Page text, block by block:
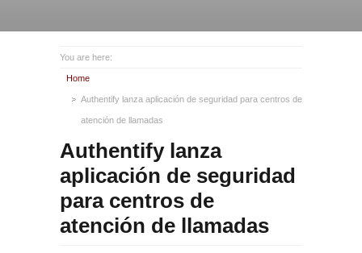
You are here:
Home
Authentify lanza aplicación de seguridad para centros de
atención de llamadas
Authentify lanza
aplicación de seguridad
para centros de
atención de llamadas